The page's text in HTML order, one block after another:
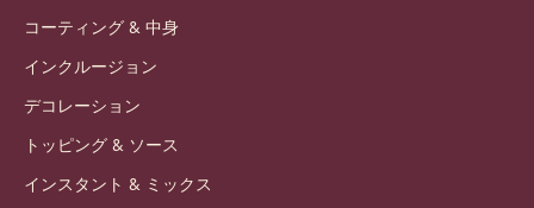
コーティング & 中身
インクルージョン
デコレーション
トッピング & ソース
インスタント & ミックス